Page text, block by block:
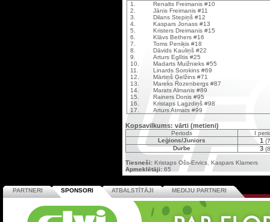
1.
Renalts Freimanis #10
2.
Jānis Freimanis #11
3.
Dilans Stepiņš #12
4.
Kaspars Jonass #13
5.
Kristers Dreimanis #15
6.
Klāvs Bethers #16
7.
Toms Peniķis #18
8.
Dāvids Kauliņš #22
9.
Arturs Eglītis #25
10.
Madarts Muižnieks #55
11.
Linards Sorokins #69
12.
Mārtiņš Ģelžins #71
13.
Mareks Rozenbergs #87
14.
Marats Almanis #89
15.
Rainers Donis #95
16.
Kristaps Lagzdiņš #98
17.
Arturs Atmats #99
Kopsavilkums: vārti (metieni)
Periods
I
Leģions/Juniors
1
Durbe
3
Tiesneši: Kristaps Ošs-Ervics, Kaspars Klamers
Apmeklētāji: 65
PARTNERI SPONSORI ATBALSTĪTĀJI MEDIJU PARTNERI